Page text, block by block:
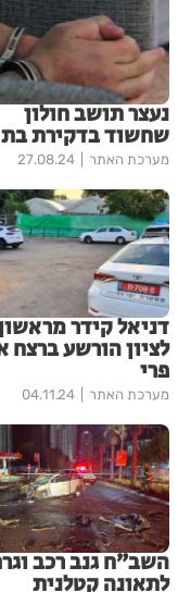
נעצר תושב חולון
שחשוד בדקירת בת
מערכת האתר 27.08.24
דניאל קידר
לציון הורשע ברצח
פרי
מערכת האתר 04.11.24
השב״ח גנב רכב
לתאונה קטלנית